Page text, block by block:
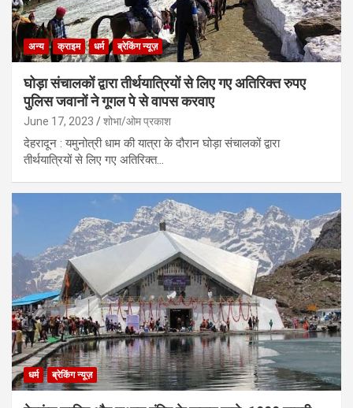
अन्य क्राइम धर्म ब्रेकिंग न्यूज़
घोड़ा संचालकों द्वारा तीर्थयात्रियों से लिए गए अतिरिक्त रुपए
पुलिस जवानों ने गूगल पे से वापस करवाए
June 17, 2023 शोभा/ओम प्रकाश
देहरादून : यमुनोत्री धाम की यात्रा के दौरान घोड़ा संचालकों द्वारा
तीर्थयात्रियों से लिए गए अतिरिक्त…
धर्म ब्रेकिंग न्यूज़